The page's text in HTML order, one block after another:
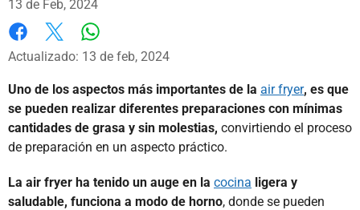
13 de Feb, 2024
Facebook
X
Actualizado: 13 de feb, 2024
Uno de los aspectos más importantes de la air fryer, es que
se pueden realizar diferentes preparaciones con mínimas
cantidades de grasa y sin molestias, convirtiendo el proceso
de preparación en un aspecto práctico.
La air fryer ha tenido un auge en la cocina ligera y
saludable, funciona a modo de horno, donde se pueden